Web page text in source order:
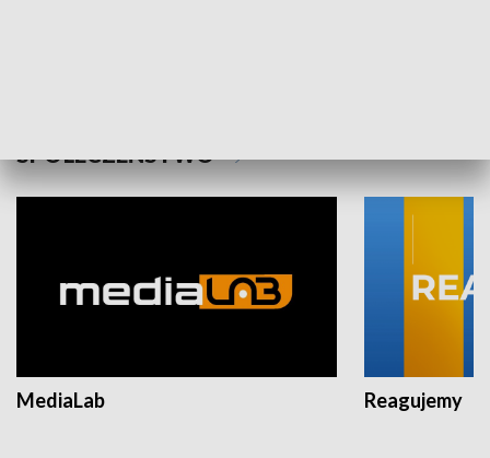
SPOŁECZEŃSTWO
MediaLab Reagujemy